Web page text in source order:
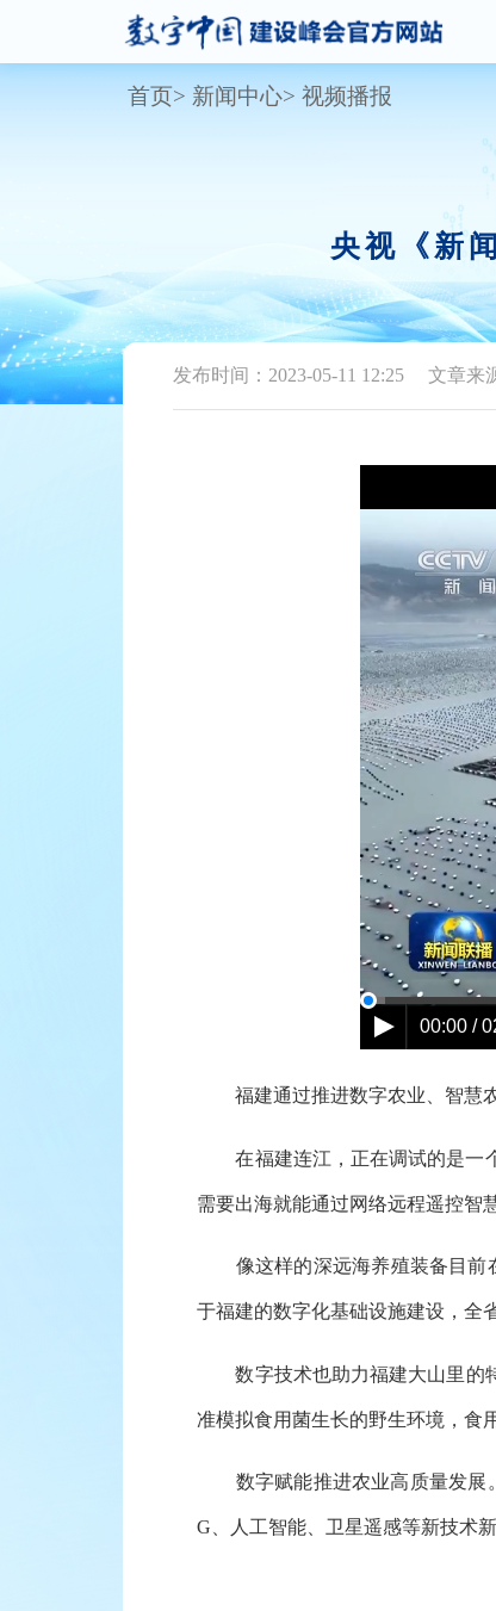
首页 新闻中心 视频播报
央视《新
发布时间：2023-05-11 12:25 文章来
00:00 /
福建通过推进数字农业、智慧农
在福建连江，正在调试的是一个
需要出海就能通过网络远程遥控智
像这样的深远海养殖装备目前在
于福建的数字化基础设施建设，全
数字技术也助力福建大山里的特
准模拟食用菌生长的野生环境，食
数字赋能推进农业高质量发展。
G、人工智能、卫星遥感等新技术